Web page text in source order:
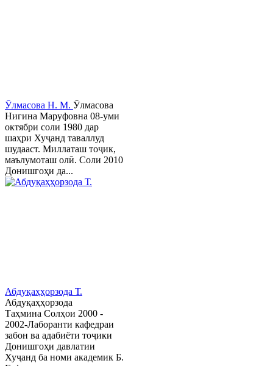
Ӯлмасова Н. М. Ӯлмасова
Нигина Маруфовна 08-уми
октябри соли 1980 дар
шаҳри Хуҷанд таваллуд
шудааст. Миллаташ тоҷик,
маълумоташ олӣ. Соли 2010
Донишгоҳи да...
Абдуқаҳҳорзода Т.
Абдуқаҳҳорзода
Таҳмина Солҳои 2000 -
2002-Лаборанти кафедраи
забон ва адабиёти тоҷики
Донишгоҳи давлатии
Хуҷанд ба номи академик Б.